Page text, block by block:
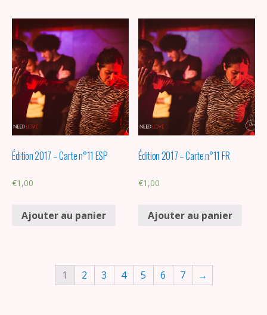
Édition 2017 – Carte n°11 ESP
€1,00
Ajouter au panier
Édition 2017 – Carte n°11 FR
€1,00
Ajouter au panier
1 2 3 4 5 6 7 →